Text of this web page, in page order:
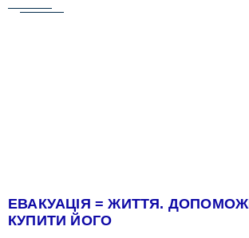
ЕВАКУАЦІЯ = ЖИТТЯ.
КУПИТИ ЙОГО